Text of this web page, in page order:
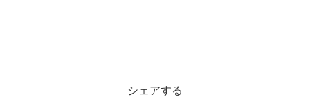
シェアする